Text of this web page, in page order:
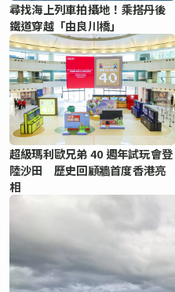
尋找海上列車拍攝地！乘搭丹後
鐵道穿越「由良川橋」
超級瑪利歐兄弟 40 週年試玩會登
陸沙田 歷史回顧牆首度香港亮
相